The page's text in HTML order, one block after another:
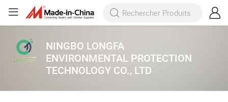
NINGBO LONGFA
ENVIRONMENTAL PROTECTION
TECHNOLOGY CO., LTD